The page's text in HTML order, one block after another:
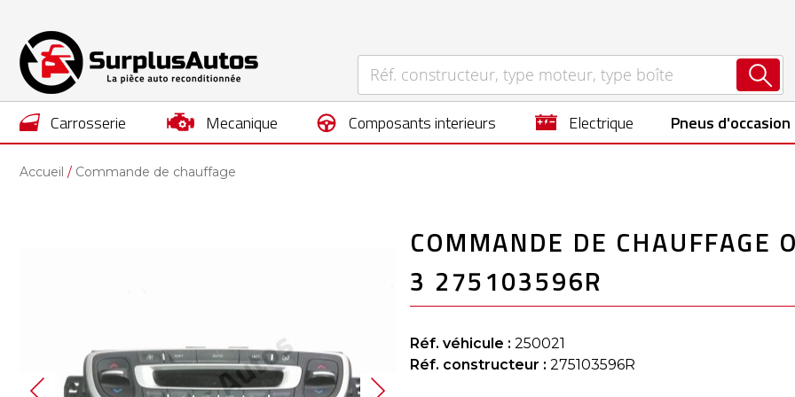
carrosserie mecanique composants interieurs electrique Pneus d'occasion
Accueil Commande de chauffage
COMMANDE DE CHAUFFAGE
3 275103596R
Réf. véhicule : 250021
Réf. constructeur : 275103596R